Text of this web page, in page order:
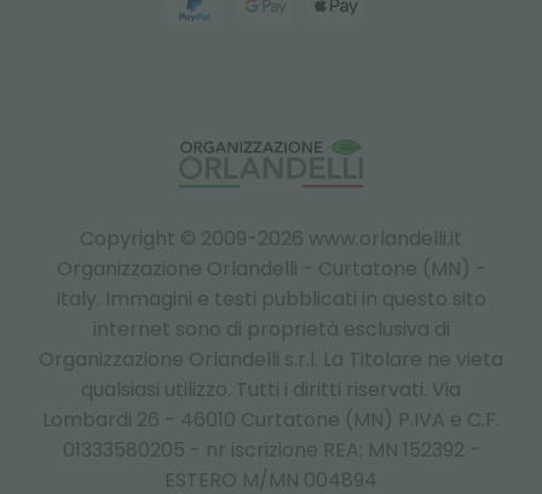
Copyright © 2009-2026 www.orlandelli.it
Organizzazione Orlandelli - Curtatone (MN) -
Italy. Immagini e testi pubblicati in questo sito
internet sono di proprietà esclusiva di
Organizzazione Orlandelli s.r.l. La Titolare ne vieta
qualsiasi utilizzo. Tutti i diritti riservati. Via
Lombardi 26 - 46010 Curtatone (MN) P.IVA e C.F.
01333580205 - nr iscrizione REA: MN 152392 -
ESTERO M/MN 004894